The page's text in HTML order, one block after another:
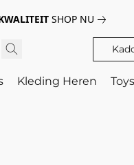
SHOP NU
Kleding Heren